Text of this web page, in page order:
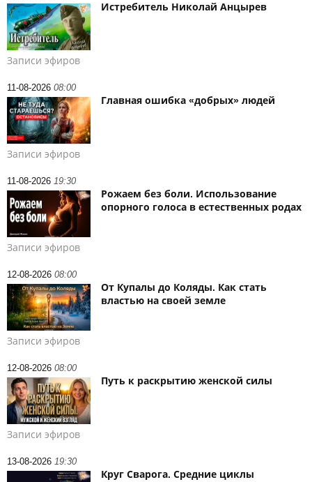
Истребитель Николай Анцырев
Записи эфиров
11-08-2026 08:00
Главная ошибка «добрых» людей
Записи эфиров
11-08-2026 19:30
Рожаем без боли. Использование
опорного голоса в естественных родах
Записи эфиров
12-08-2026 08:00
От Купалы до Коляды. Как стать
властью на своей земле
Записи эфиров
12-08-2026 08:00
Путь к раскрытию женской силы
Записи эфиров
13-08-2026 19:30
Круг Сварога. Средние циклы